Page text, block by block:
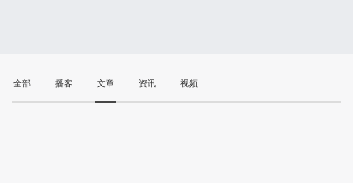
全部 播客 文章 资讯 视频